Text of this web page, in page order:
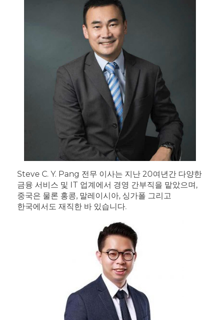
Steve C. Y. Pang 전무 이사는 지난 20여년간 다양한
금융 서비스 및 IT 업계에서 경영 간부직을 맡았으며,
중국은 물론 홍콩, 말레이시아, 싱가폴 그리고
한국에서도 재직한 바 있습니다.